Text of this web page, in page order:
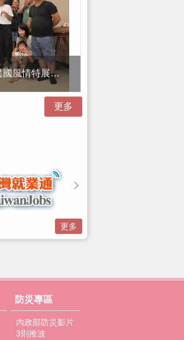
活動紀錄－今嘉有新思異國風情特展主題日｜作伙來！泰瘋鬼面
更多
更多
防災專區
內政部防災影片
3則推波